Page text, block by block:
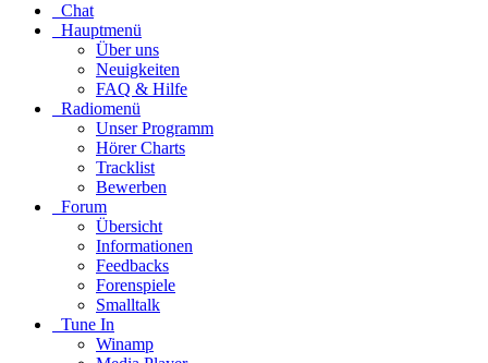
Chat
Hauptmenü
Über uns
Neuigkeiten
FAQ & Hilfe
Radiomenü
Unser Programm
Hörer Charts
Tracklist
Bewerben
Forum
Übersicht
Informationen
Feedbacks
Forenspiele
Smalltalk
Tune In
Winamp